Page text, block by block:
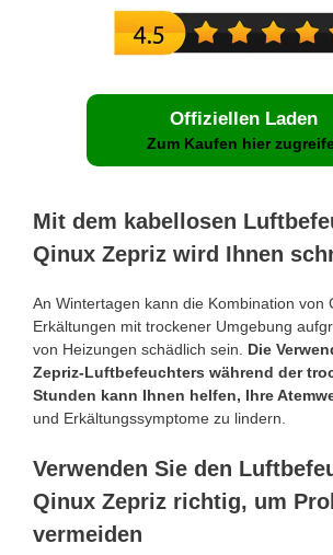
Offiziellen Laden
Zum Kaufen hier
Mit dem kabellosen
Qinux Zepriz wird Ihnen
An Wintertagen kann die Kombination von
Erkältungen mit trockener Umgebung
von Heizungen schädlich sein. Die
Zepriz-Luftbefeuchters während der
Stunden kann Ihnen helfen, Ihre
und Erkältungssymptome zu lindern.
Verwenden Sie den
Qinux Zepriz richtig, um
vermeiden